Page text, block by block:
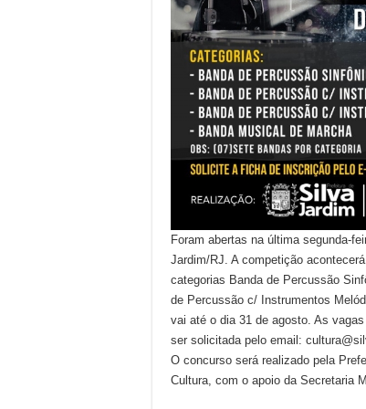
Foram abertas na última segunda-
Jardim/RJ. A competição
categorias Banda de Percussão
de Percussão c/ Instrumentos
vai até o dia 31 de agosto. As
ser solicitada pelo email:
O concurso será realizado pela
Cultura, com o apoio da Secretaria